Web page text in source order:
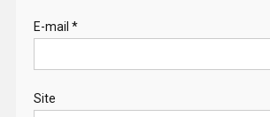
E-mail *
Site